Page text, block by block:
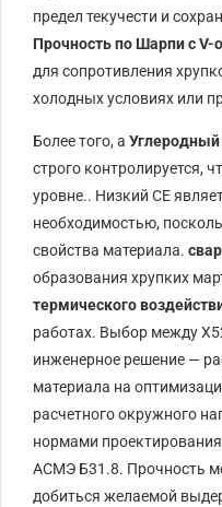
предел текучести и
Прочность по Шарпи с
для сопротивления
холодных условиях или
Более того, а Углеродный
строго контролируется,
уровне.. Низкий CE
необходимостью,
свойства материала.
образования хрупких
термического
работах. Выбор между
инженерное решение —
материала на
расчетного окружного
нормами
АСМЭ Б31.8. Прочность
добиться желаемой